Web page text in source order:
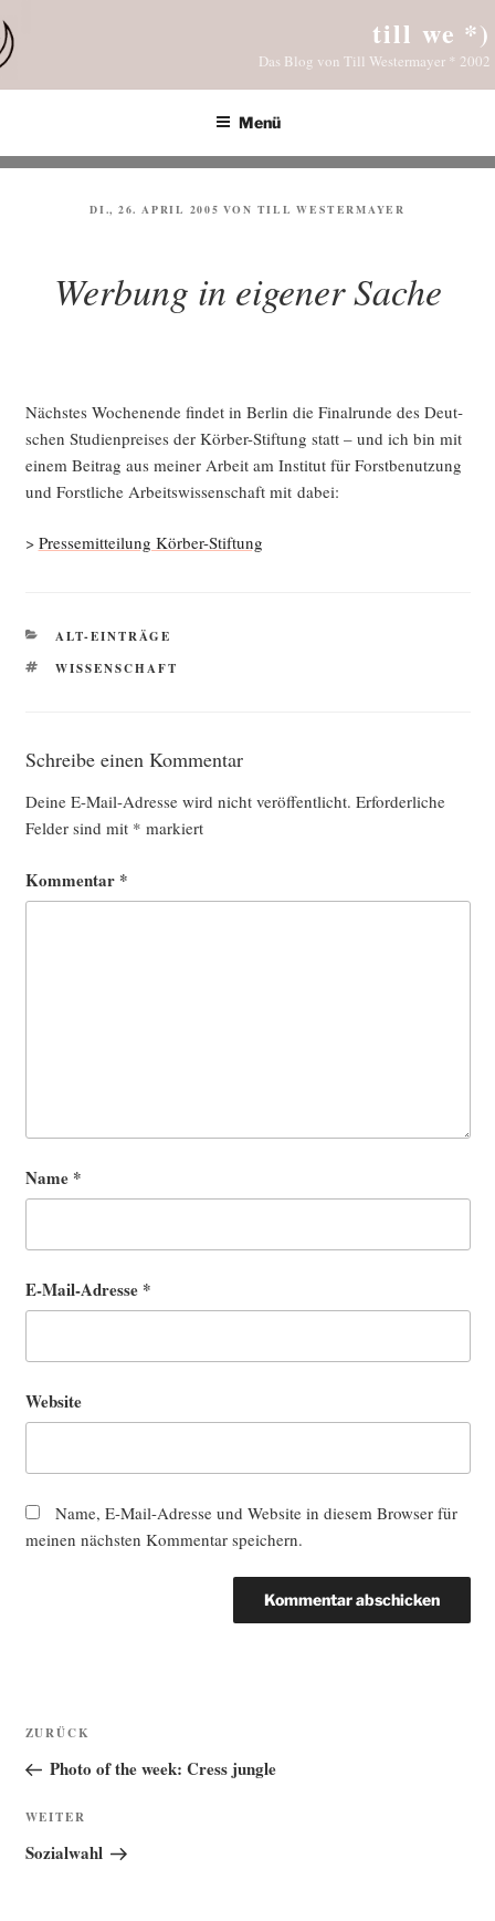
Inhalt
springen
till we *)
Das Blog von Till Westermayer * 2002
Menü
VERÖFFENTLICHT
DI., 26. APRIL 2005 VON TILL WESTERMAYER
Werbung in eigener Sache
Nächs­tes Wochen­en­de fin­det in Ber­lin die Final­run­de des Deut­
schen Stu­di­en­prei­ses der Kör­ber-Stif­tung statt – und ich bin mit
einem Bei­trag aus mei­ner Arbeit am Insti­tut für Forst­be­nut­zung
und Forst­li­che Arbeits­wis­sen­schaft mit dabei:
> Pres­se­mit­tei­lung Körber-Stiftung
KATEGORIEN
ALT-EINTRÄGE
SCHLAGWÖRTER
WISSENSCHAFT
Schreibe einen Kommentar
Deine E-Mail-Adresse wird nicht veröffentlicht. Erforderliche
Felder sind mit * markiert
Kommentar *
Name *
E-Mail-Adresse *
Website
Name, E-Mail-Adresse und Website in diesem Browser für
meinen nächsten Kommentar speichern.
Beitragsnavigation
Vorheriger
Beitrag
ZURÜCK
Photo of the week: Cress jungle
Nächster
Beitrag
WEITER
Sozialwahl